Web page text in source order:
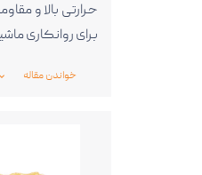
حرارتی بالا و
برای روانکاری
خواندن مقاله